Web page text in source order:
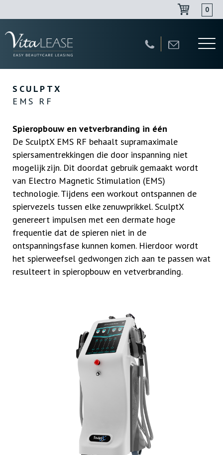
overslaan
0
SCULPTX
EMS RF
Spieropbouw en vetverbranding in één
De SculptX EMS RF behaalt supramaximale
spiersamentrekkingen die door inspanning niet
mogelijk zijn. Dit doordat gebruik gemaakt wordt
van Electro Magnetic Stimulation (EMS)
technologie. Tijdens een workout ontspannen de
spiervezels tussen elke zenuwprikkel. SculptX
genereert impulsen met een dermate hoge
frequentie dat de spieren niet in de
ontspanningsfase kunnen komen. Hierdoor wordt
het spierweefsel gedwongen zich aan te passen wat
resulteert in spieropbouw en vetverbranding.